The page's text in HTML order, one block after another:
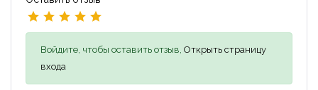
Войдите, чтобы оставить отзыв, Открыть страницу
входа